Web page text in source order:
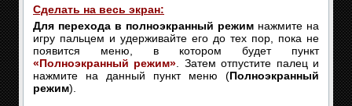
Сделать на весь экран:
Для перехода в полноэкранный режим нажмите на
игру пальцем и удерживайте его до тех пор, пока не
появится меню, в котором будет пункт
«Полноэкранный режим» . Затем отпустите палец и
нажмите на данный пункт меню (Полноэкранный
режим).